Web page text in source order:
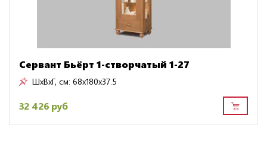
Сервант Бьёрт 1-створчатый 1-27
ШxВxГ, см: 68x180x37.5
32 426 руб